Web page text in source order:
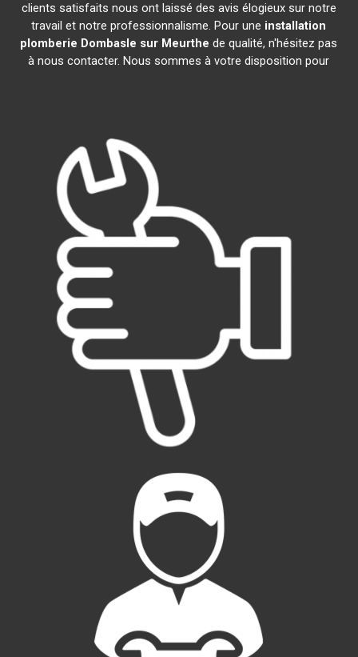
clients satisfaits nous ont laissé des avis élogieux sur notre
travail et notre professionnalisme. Pour une installation
plomberie Dombasle sur Meurthe de qualité, n'hésitez pas
à nous contacter. Nous sommes à votre disposition pour